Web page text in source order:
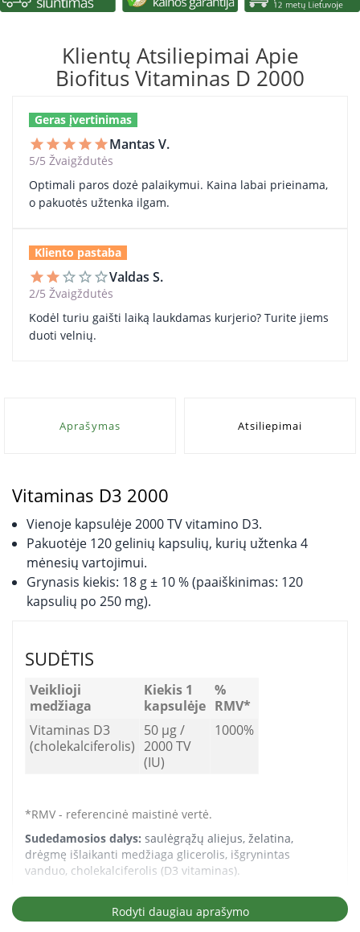
Klientų Atsiliepimai Apie
Biofitus Vitaminas D 2000
Geras įvertinimas
star star star star starMantas V.
5/5 Žvaigždutės
Optimali paros dozė palaikymui. Kaina labai prieinama,
o pakuotės užtenka ilgam.
Kliento pastaba
star star star_border star_border star_borderValdas S.
2/5 Žvaigždutės
Kodėl turiu gaišti laiką laukdamas kurjerio? Turite jiems
duoti velnių.
Aprašymas Atsiliepimai
Vitaminas D3 2000
Vienoje kapsulėje 2000 TV vitamino D3.
Pakuotėje 120 gelinių kapsulių, kurių užtenka 4
mėnesių vartojimui.
Grynasis kiekis: 18 g ± 10 % (paaiškinimas: 120
kapsulių po 250 mg).
SUDĖTIS
Veiklioji
medžiaga
Kiekis 1
kapsulėje
%
RMV*
Vitaminas D3
(cholekalciferolis)
50 μg /
2000 TV
(IU)
1000%
*RMV - referencinė maistinė vertė.
Sudedamosios dalys: saulėgrąžų aliejus, želatina,
drėgmę išlaikanti medžiaga glicerolis, išgrynintas
vanduo, cholekalciferolis (D3 vitaminas).
VARTOJIMASRodyti daugiau aprašymo